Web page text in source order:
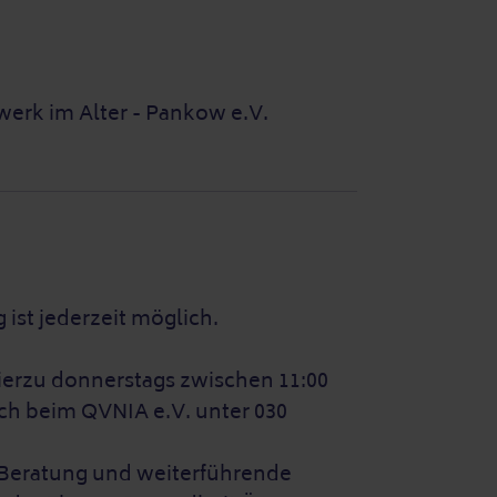
im Alter - Pankow e.V.
ist jederzeit möglich.
donnerstags zwischen 11:00
beim QVNIA e.V. unter 030
und weiterführende